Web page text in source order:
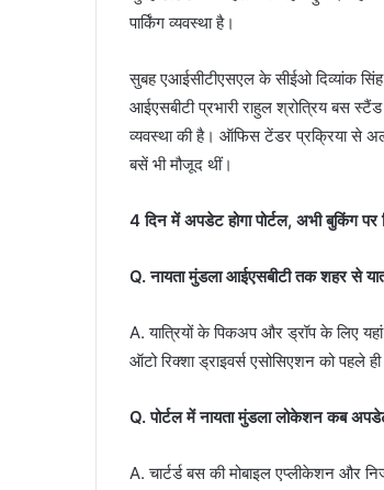
पार्किंग व्यवस्था है।
सुबह एआईसीटीएसएल के सीईओ दिव्यांक
आईएसबीटी प्रभारी राहुल श्रोत्रिय बस
व्यवस्था की है। ऑफिस टेंडर प्रक्रिया से
बसें भी मौजूद थीं।
4 दिन में अपडेट होगा पोर्टल, अभी बुकिंग
Q. नायता मुंडला आईएसबीटी तक शहर से
A. यात्रियों के पिकअप और ड्रॉप के लिए
ऑटो रिक्शा ड्राइवर्स एसोसिएशन को पहले
Q. पोर्टल में नायता मुंडला लोकेशन कब
A. चार्टर्ड बस की मोबाइल एप्लीकेशन और